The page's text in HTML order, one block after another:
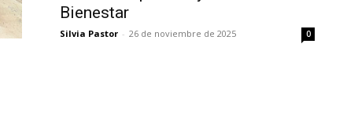
Bienestar
Silvia Pastor - 26 de noviembre de 2025 0